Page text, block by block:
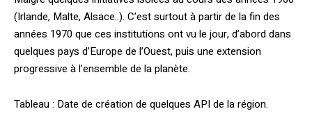
(Irlande, Malte, Alsace..). C’est surtout à partir de la fin des
années 1970 que ces institutions ont vu le jour, d’abord dans
quelques pays d’Europe de l’Ouest, puis une extension
progressive à l’ensemble de la planète.
Tableau : Date de création de quelques API de la région.